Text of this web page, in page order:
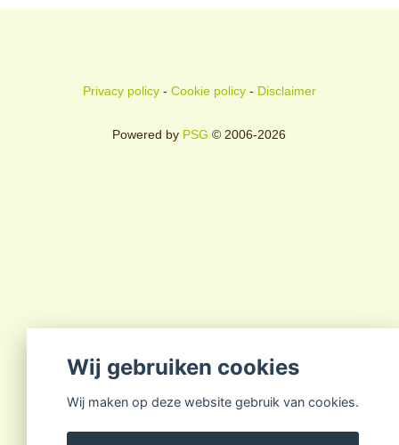
Privacy policy- Cookie policy- Disclaimer
Powered by PSG © 2006-2026
Wij gebruiken cookies
Wij maken op deze website gebruik van cookies.